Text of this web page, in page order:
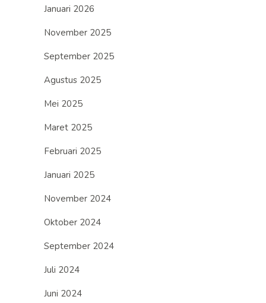
Januari 2026
November 2025
September 2025
Agustus 2025
Mei 2025
Maret 2025
Februari 2025
Januari 2025
November 2024
Oktober 2024
September 2024
Juli 2024
Juni 2024